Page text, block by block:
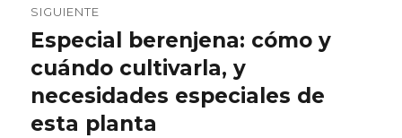
SIGUIENTE
Entrada
siguiente:
Especial berenjena: cómo y
cuándo cultivarla, y
necesidades especiales de
esta planta